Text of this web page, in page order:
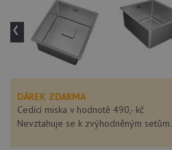
‹
DÁREK ZDARMA
Cedící miska v hodnotě 490,- kč
Nevztahuje se k zvýhodněným setům.